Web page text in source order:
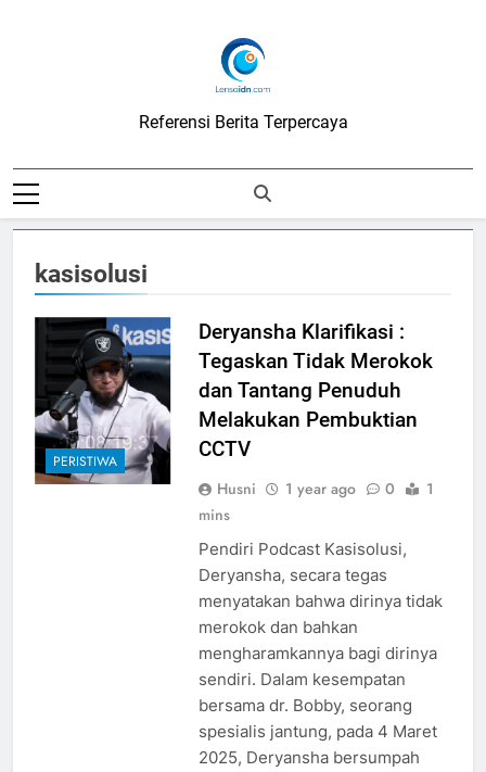
LensaIDN
Referensi Berita Terpercaya
kasisolusi
PERISTIWA
Deryansha Klarifikasi :
Tegaskan Tidak Merokok
dan Tantang Penuduh
Melakukan Pembuktian
CCTV
Husni 1 year ago 0
1
mins
Pendiri Podcast Kasisolusi,
Deryansha, secara tegas
menyatakan bahwa dirinya tidak
merokok dan bahkan
mengharamkannya bagi dirinya
sendiri. Dalam kesempatan
bersama dr. Bobby, seorang
spesialis jantung, pada 4 Maret
2025, Deryansha bersumpah